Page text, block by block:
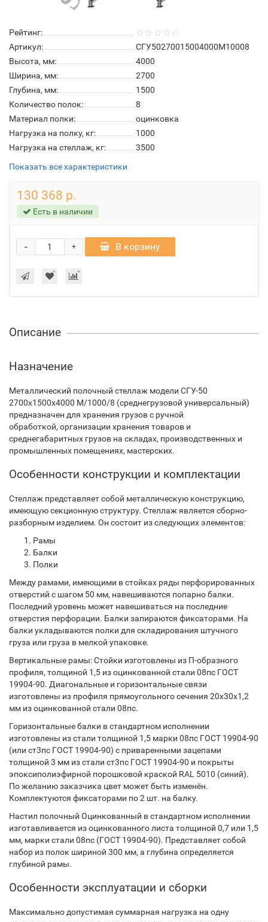
Рейтинг:
Артикул:
СГУ50270015004000М10008
Высота, мм:
4000
Ширина, мм:
2700
Глубина, мм:
1500
Количество полок:
8
Материал полки:
оцинковка
Нагрузка на полку, кг:
1000
Нагрузка на стеллаж, кг:
3500
Показать все характеристики
130 368 р.
Есть в наличии
+
- В корзину
Описание
Назначение
Металлический полочный стеллаж модели СГУ-50
2700х1500х4000 М/1000/8 (среднегрузовой универсальный)
предназначен для хранения грузов с ручной
обработкой, организации хранения товаров и
среднегабаритных грузов на складах, производственных и
промышленных помещениях, мастерских.
Особенности конструкции и комплектации
Стеллаж представляет собой металлическую конструкцию,
имеющую секционную структуру. Стеллаж является сборно-
разборным изделием. Он состоит из следующих элементов:
Рамы
Балки
Полки
Между рамами, имеющими в стойках ряды перфорированных
отверстий с шагом 50 мм, навешиваются попарно балки.
Последний уровень может навешиваться на последние
отверстия перфорации. Балки запираются фиксаторами. На
балки укладываются полки для складирования штучного
груза или груза в мелкой упаковке.
Вертикальные рамы: Стойки изготовлены из П-образного
профиля, толщиной 1,5 из оцинкованной стали 08пс ГОСТ
19904-90. Диагональные и горизонтальные связи
изготовлены из профиля прямоугольного сечения 20х30х1,2
мм из оцинкованной стали 08пс.
Горизонтальные балки в стандартном исполнении
изготовлены из стали толщиной 1,5 марки 08пс ГОСТ 19904-90
(или ст3пс ГОСТ 19904-90) с приваренными зацепами
толщиной 3 мм из стали ст3пс ГОСТ 19904-90 и покрыты
эпоксиполиэфирной порошковой краской RAL 5010 (синий).
По желанию заказчика цвет может быть изменён.
Комплектуются фиксаторами по 2 шт. на балку.
Настил полочный Оцинкованный в стандартном исполнении
изготавливается из оцинкованного листа толщиной 0,7 или 1,5
мм, марки стали 08пс (ГОСТ 19904-90). Представляет собой
набор из полок шириной 300 мм, а глубина определяется
глубиной рамы.
Особенности эксплуатации и сборки
Максимально допустимая суммарная нагрузка на одну